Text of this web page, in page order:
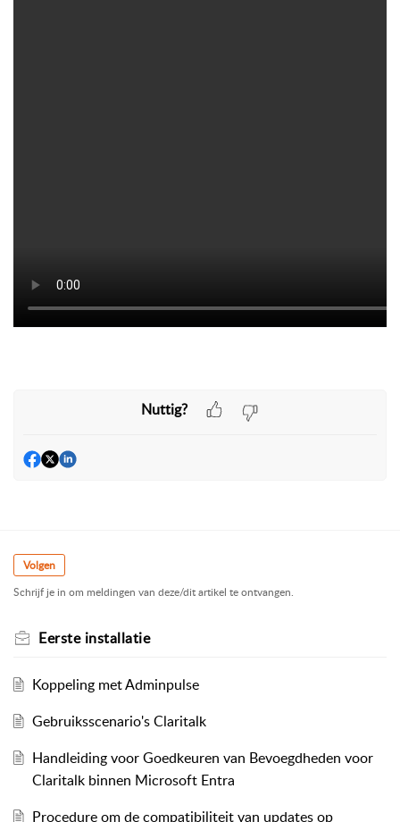
Nuttig?
Volgen
Schrijf je in om meldingen van deze/dit artikel te ontvangen.
Eerste installatie
Koppeling met Adminpulse
Gebruiksscenario's Claritalk
Handleiding voor Goedkeuren van Bevoegdheden voor
Claritalk binnen Microsoft Entra
Procedure om de compatibiliteit van updates op